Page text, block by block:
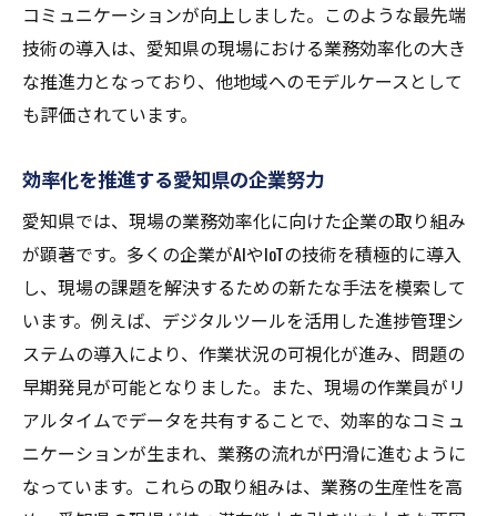
コミュニケーションが向上しました。このような最先端
技術の導入は、愛知県の現場における業務効率化の大き
な推進力となっており、他地域へのモデルケースとして
も評価されています。
効率化を推進する愛知県の企業努力
愛知県では、現場の業務効率化に向けた企業の取り組み
が顕著です。多くの企業がAIやIoTの技術を積極的に導入
し、現場の課題を解決するための新たな手法を模索して
います。例えば、デジタルツールを活用した進捗管理シ
ステムの導入により、作業状況の可視化が進み、問題の
早期発見が可能となりました。また、現場の作業員がリ
アルタイムでデータを共有することで、効率的なコミュ
ニケーションが生まれ、業務の流れが円滑に進むように
なっています。これらの取り組みは、業務の生産性を高